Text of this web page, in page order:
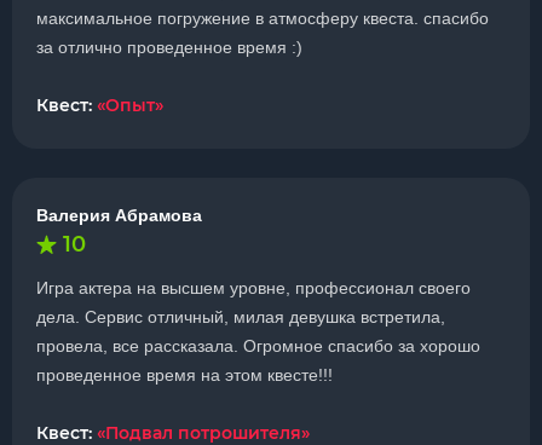
максимальное погружение в атмосферу квеста. спасибо
за отлично проведенное время :)
Квест: «Опыт»
Валерия Абрамова
10
Игра актера на высшем уровне, профессионал своего
дела. Сервис отличный, милая девушка встретила,
провела, все рассказала. Огромное спасибо за хорошо
проведенное время на этом квесте!!!
Квест: «Подвал потрошителя»